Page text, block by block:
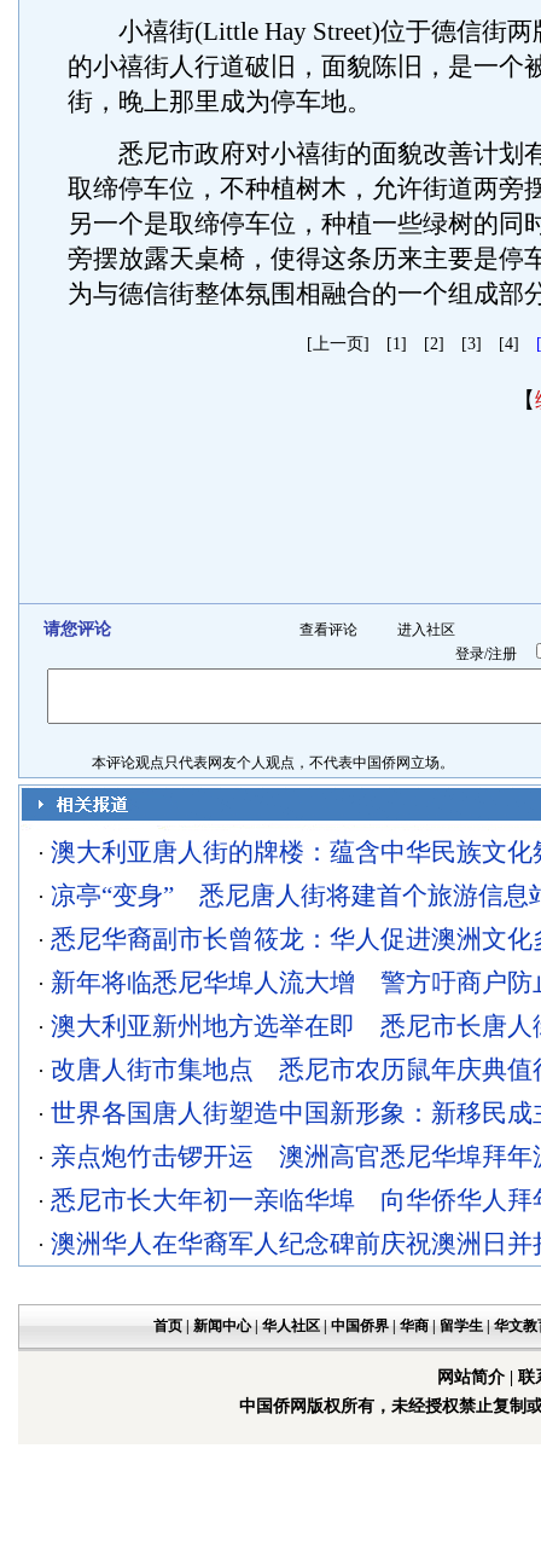
小禧街(Little Hay Street)位于德信街两
的小禧街人行道破旧，面貌陈旧，是一个
街，晚上那里成为停车地。
悉尼市政府对小禧街的面貌改善计划
取缔停车位，不种植树木，允许街道两旁
另一个是取缔停车位，种植一些绿树的同
旁摆放露天桌椅，使得这条历来主要是停
为与德信街整体氛围相融合的一个组成部
[上一页] [1] [2] [3] [4]
【
请您评论 查看评论
进入社区
登录/注册
本评论观点只代表网友个人观点，不代表中国侨网立场。
· 澳大利亚唐人街的牌楼：蕴含中华民族文化
· 凉亭“变身” 悉尼唐人街将建首个旅游信息
· 悉尼华裔副市长曾筱龙：华人促进澳洲文化
· 新年将临悉尼华埠人流大增 警方吁商户防
· 澳大利亚新州地方选举在即 悉尼市长唐人
· 改唐人街市集地点 悉尼市农历鼠年庆典值
· 世界各国唐人街塑造中国新形象：新移民成
· 亲点炮竹击锣开运 澳洲高官悉尼华埠拜年
· 悉尼市长大年初一亲临华埠 向华侨华人拜
· 澳洲华人在华裔军人纪念碑前庆祝澳洲日并
首页| 新闻中心| 华人社区| 中国侨界| 华商| 留学生| 华文教
网站简介| 联
中国侨网版权所有，未经授权禁止复制